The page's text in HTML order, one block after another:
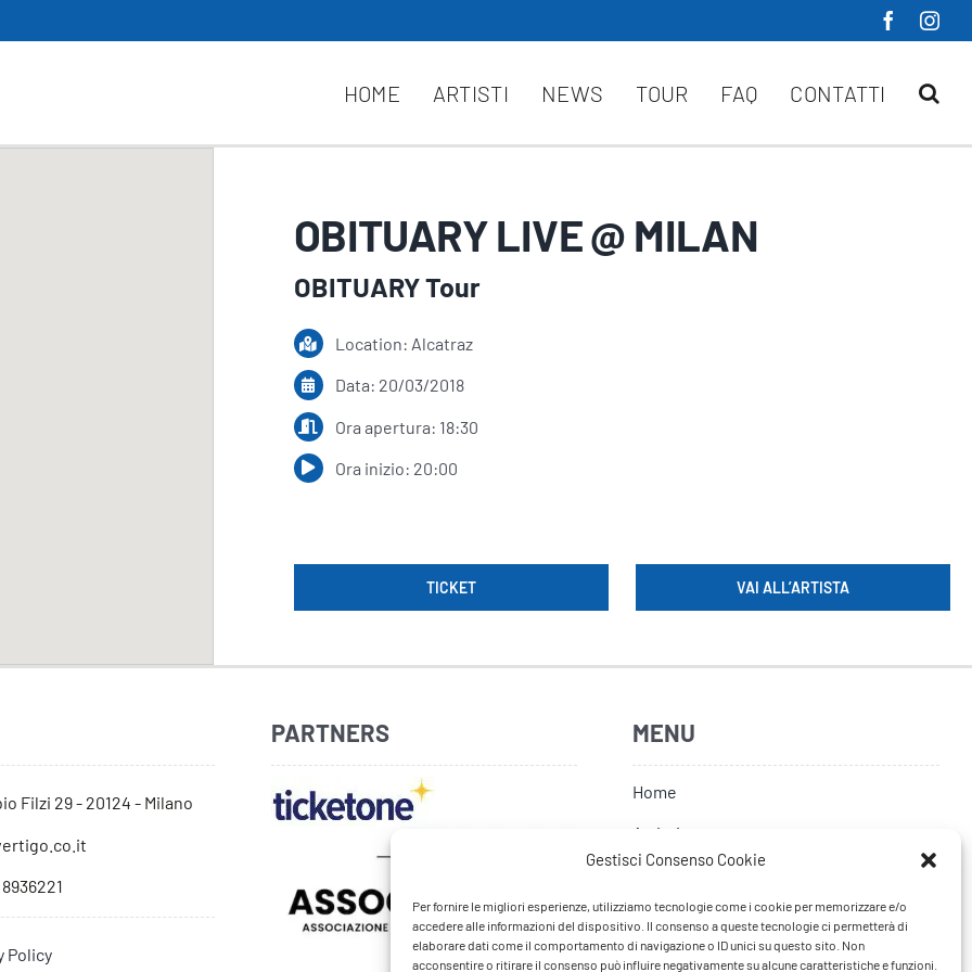
Gestisci Consenso Cookie
Per fornire le migliori esperienze, utilizziamo tecnologie come i cookie per memorizzare e/o
accedere alle informazioni del dispositivo. Il consenso a queste tecnologie ci permetterà di
elaborare dati come il comportamento di navigazione o ID unici su questo sito. Non
acconsentire o ritirare il consenso può influire negativamente su alcune caratteristiche e funzioni.
HOME ARTISTI NEWS TOUR FAQ CONTATTI
OBITUARY LIVE @ MILAN
OBITUARY Tour
Location: Alcatraz
Data: 20/03/2018
Ora apertura: 18:30
Ora inizio: 20:00
TICKET VAI ALL’ARTISTA
Filzi 29 - 20124 - Milano
Policy
PARTNERS MENU
Home
Artisti
Tour
FAQ